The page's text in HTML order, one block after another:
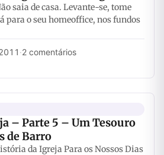
saia de casa. Levante-se, tome
para o seu homeoffice, nos fundos
·2 comentários
– Parte 5 – Um Tesouro
de Barro
da Igreja Para os Nossos Dias